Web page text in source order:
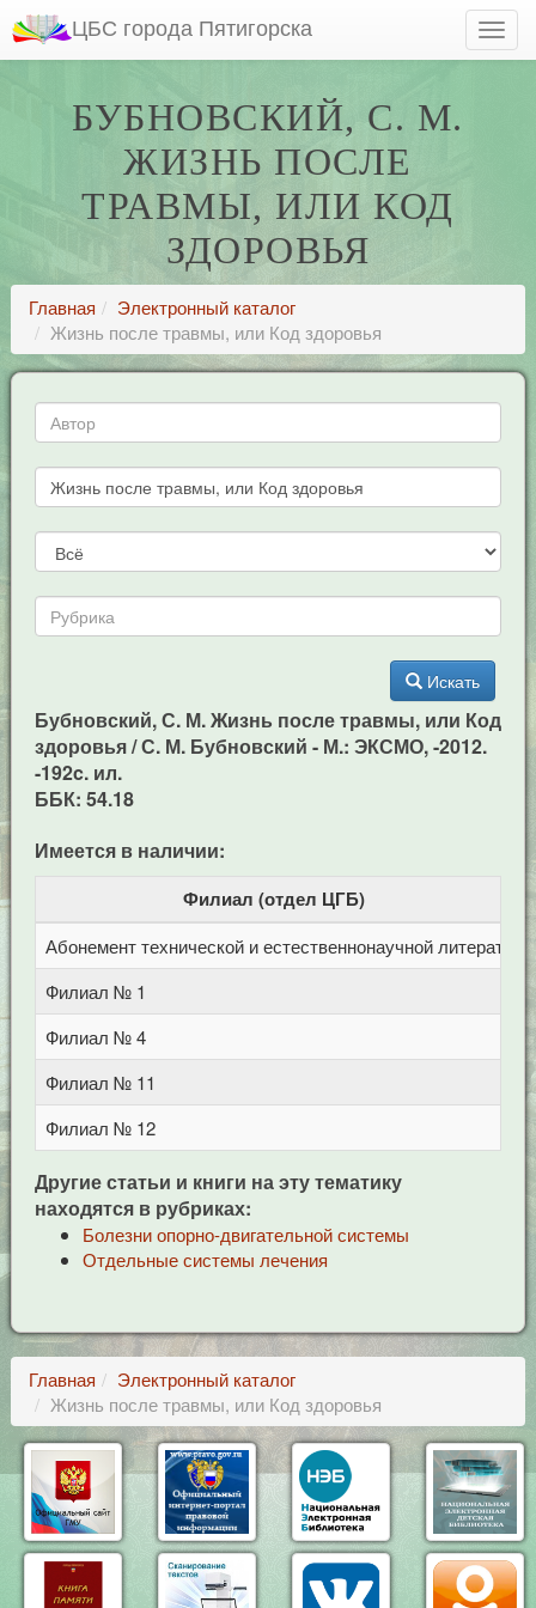
ЦБС города Пятигорска
БУБНОВСКИЙ, С. М.
ЖИЗНЬ ПОСЛЕ
ТРАВМЫ, ИЛИ КОД
ЗДОРОВЬЯ
Главная
Электронный каталог
Жизнь после травмы, или Код здоровья
Искать
Бубновский, С. М. Жизнь после травмы, или Код
здоровья / С. М. Бубновский - М.: ЭКСМО, -2012.
-192c. ил.
ББК: 54.18
Имеется в наличии:
Филиал (отдел ЦГБ)
Абонемент технической и естественнонаучной литерат
Филиал № 1
Филиал № 4
Филиал № 11
Филиал № 12
Другие статьи и книги на эту тематику
находятся в рубриках:
Болезни опорно-двигательной системы
Отдельные системы лечения
Главная
Электронный каталог
Жизнь после травмы, или Код здоровья